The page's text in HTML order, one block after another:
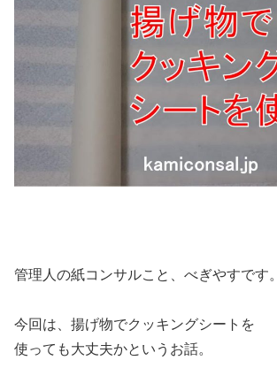
管理人の紙コンサルこと、べぎやすです。
今回は、揚げ物でクッキングシートを
使っても大丈夫かというお話。